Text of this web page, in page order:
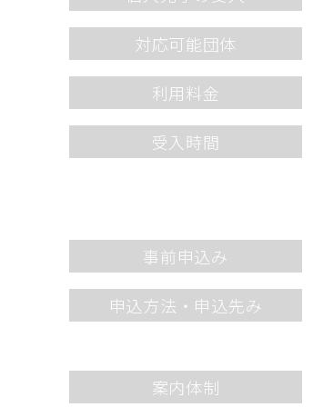
対応可能団体
利用料金
受入時間
事前申込み
申込方法・申込先み
案内体制